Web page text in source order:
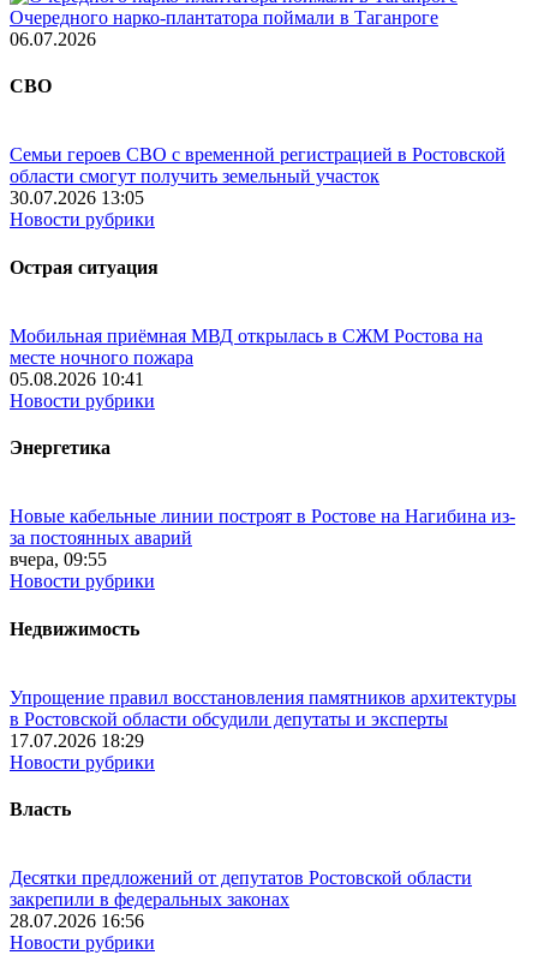
Очередного нарко-плантатора поймали в Таганроге
06.07.2026
СВО
Семьи героев СВО с временной регистрацией в Ростовской
области смогут получить земельный участок
30.07.2026 13:05
Новости рубрики
Острая ситуация
Мобильная приёмная МВД открылась в СЖМ Ростова на
месте ночного пожара
05.08.2026 10:41
Новости рубрики
Энергетика
Новые кабельные линии построят в Ростове на Нагибина из-
за постоянных аварий
вчера, 09:55
Новости рубрики
Недвижимость
Упрощение правил восстановления памятников архитектуры
в Ростовской области обсудили депутаты и эксперты
17.07.2026 18:29
Новости рубрики
Власть
Десятки предложений от депутатов Ростовской области
закрепили в федеральных законах
28.07.2026 16:56
Новости рубрики